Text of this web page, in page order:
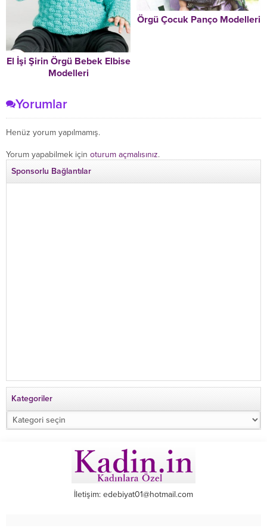
El İşi Şirin Örgü Bebek Elbise
Modelleri
Örgü Çocuk Panço Modelleri
Yorumlar
Henüz yorum yapılmamış.
Yorum yapabilmek için oturum açmalısınız.
Sponsorlu Bağlantılar
Kategoriler
Kategoriler
İletişim: edebiyat01@hotmail.com